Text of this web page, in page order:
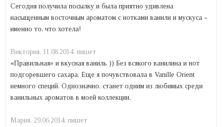
Сегодня получила посылку и была приятно удивлена
насыщенным восточным ароматом с нотками ванили и мускуса -
именно то, что хотела!
Виктория, 11.08.2014: пишет
«Правильная» и вкусная ваниль )) Без всякого ванилина и нот
подгоревшего сахара. Еще я почувствовала в Vanille Orient
немного специй. Однозначно, станет одним из любимых среди
ванильных ароматов в моей коллекции.
Мария, 29.06.2014: пишет